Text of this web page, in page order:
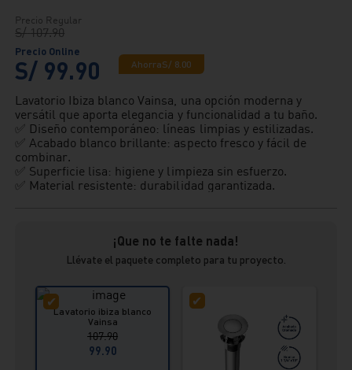
S/ 107.90
S/ 99.90 AhorraS/ 8.00
Lavatorio Ibiza blanco Vainsa, una opción moderna y
versátil que aporta elegancia y funcionalidad a tu baño.
✅ Diseño contemporáneo: líneas limpias y estilizadas.
✅ Acabado blanco brillante: aspecto fresco y fácil de
combinar.
✅ Superficie lisa: higiene y limpieza sin esfuerzo.
✅ Material resistente: durabilidad garantizada.
¡Que no te falte nada!
Llévate el paquete completo para tu proyecto.
Lavatorio ibiza blanco
Vainsa
107.90
99.90